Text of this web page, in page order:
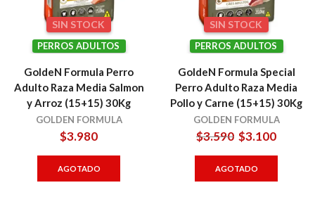
SIN STOCK
PERROS ADULTOS
GoldeN Formula Perro
Adulto Raza Media Salmon
y Arroz (15+15) 30Kg
GOLDEN FORMULA
$3.980
AGOTADO
SIN STOCK
PERROS ADULTOS
GoldeN Formula Special
Perro Adulto Raza Media
Pollo y Carne (15+15) 30Kg
GOLDEN FORMULA
$3.590 El
era:
$3.100El
AGOTADO